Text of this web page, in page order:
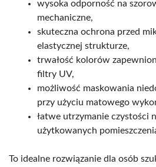
wysoka odporność na
mechaniczne,
skuteczna ochrona przed
elastycznej strukturze,
trwałość kolorów
filtry UV,
możliwość maskowania
przy użyciu matowego
łatwe utrzymanie czystości
użytkowanych
To idealne rozwiązanie dla osób